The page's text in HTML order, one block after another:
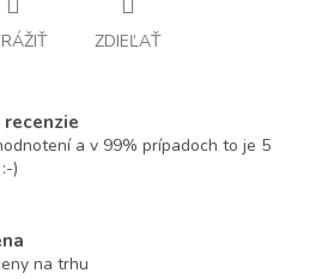
ZDIEĽAŤ
a v 99% prípadoch to je 5
)
na trhu